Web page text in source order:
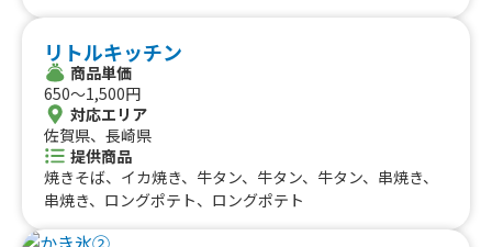
リトルキッチン
商品単価
650〜1,500円
対応エリア
佐賀県、長崎県
提供商品
焼きそば、イカ焼き、牛タン、牛タン、牛タン、串焼き、
串焼き、ロングポテト、ロングポテト